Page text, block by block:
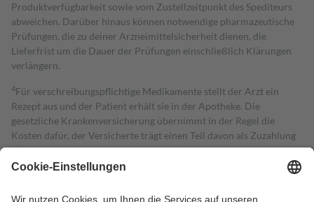
Produktverfügbarkeit sowie vom Zustellzeitpunkt des Spediteurs
abweichen. Darüber hinaus können notwendige pharmazeutische
Prüfungen, die zu deiner Arzneimittelsicherheit dienen, die
Lieferfrist um die Dauer der Prüfungen einschließlich Klärungen
verlängern.
4Für verschreibungspflichtige Medikamente stellt der Arzt ein
Rezept aus und der Patient erhält sie in der Apotheke. Die
gesetzliche Krankenversicherung übernimmt in der Regel die
Kosten dafür, der Versicherte trägt einen Teil davon als Zuzahlung
mit.
Grundsätzlich leisten Mitglieder Zuzahlungen in Höhe von zehn
höchstens zehn Euro.
Es sind jedoch nie mehr als die tatsächlichen